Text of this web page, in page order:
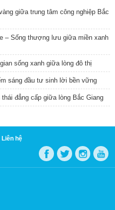
giữa trung tâm công nghiệp Bắc
– Sống thượng lưu giữa miền xanh
sống xanh giữa lòng đô thị
sáng đầu tư sinh lời bền vững
đẳng cấp giữa lòng Bắc Giang
Liên hệ